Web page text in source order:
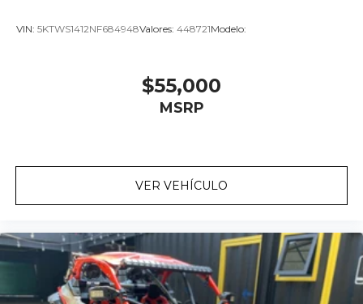
VIN: 5KTWS1412NF684948Valores: 448721Modelo:
$55,000
MSRP
VER VEHÍCULO